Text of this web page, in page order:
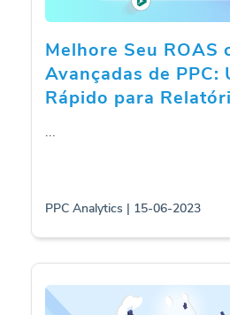
Melhore Seu ROAS
Avançadas de PPC:
Rápido para
...
PPC Analytics | 15-06-2023